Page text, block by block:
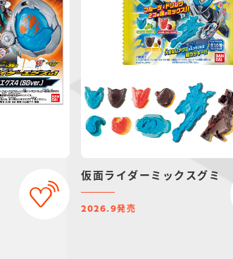
仮面ライダーミックスグミ
2026.9発売